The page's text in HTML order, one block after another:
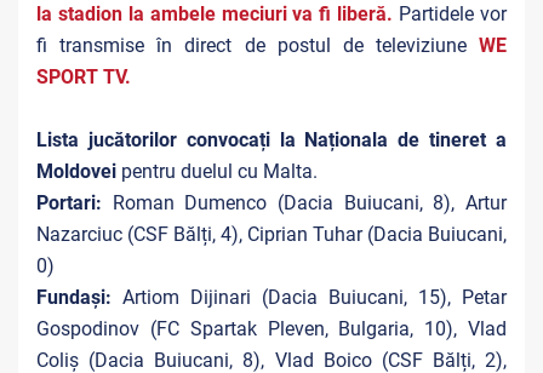
la stadion la ambele meciuri va fi liberă. Partidele vor
fi transmise în direct de postul de televiziune WE
SPORT TV.
Lista jucătorilor convocați la Naționala de tineret a
Moldovei pentru duelul cu Malta.
Portari: Roman Dumenco (Dacia Buiucani, 8), Artur
Nazarciuc (CSF Bălți, 4), Ciprian Tuhar (Dacia Buiucani,
0)
Fundași: Artiom Dijinari (Dacia Buiucani, 15), Petar
Gospodinov (FC Spartak Pleven, Bulgaria, 10), Vlad
Coliș (Dacia Buiucani, 8), Vlad Boico (CSF Bălți, 2),